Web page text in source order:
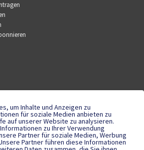
um Inhalte und Anzeigen zu
für soziale Medien anbieten zu
auf unserer Website zu analysieren.
zu Ihrer Verwendung
Partner für soziale Medien, Werbung
Partner führen diese Informationen